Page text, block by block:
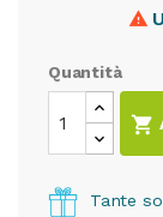

Quantità

Tante